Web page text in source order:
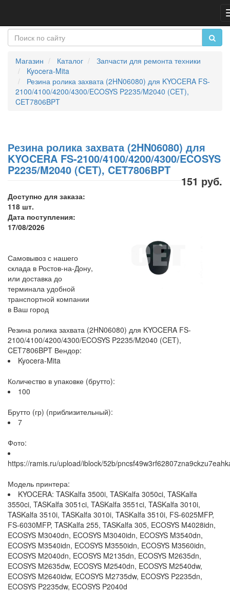
Магазин Каталог
Запчасти для ремонта техники
Kyocera-Mita
Резина ролика захвата (2HN06080) для KYOCERA FS-
2100/4100/4200/4300/ECOSYS P2235/M2040 (CET),
CET7806BPT
Резина ролика захвата (2HN06080) для
KYOCERA FS-2100/4100/4200/4300/ECOSYS
P2235/M2040 (CET), CET7806BPT
151 руб.
Доступно для заказа:
118 шт.
Дата поступления:
17/08/2026
Самовывоз с нашего
склада в Ростов-на-Дону,
или доставка до
терминала удобной
транспортной компании
в Ваш город
Резина ролика захвата (2HN06080) для KYOCERA FS-
2100/4100/4200/4300/ECOSYS P2235/M2040 (CET),
CET7806BPT Вендор:
Kyocera-Mita
Количество в упаковке (брутто):
100
Брутто (гр) (приблизительный):
7
Фото:
https://ramis.ru/upload/iblock/52b/
Модель принтера:
KYOCERA: TASKalfa 3500i, TASKalfa 3050ci, TASKalfa
3550ci, TASKalfa 3051ci, TASKalfa 3551ci, TASKalfa 3010i,
TASKalfa 3510i, TASKalfa 3010i, TASKalfa 3510i, FS-6025MFP,
FS-6030MFP, TASKalfa 255, TASKalfa 305, ECOSYS M4028idn,
ECOSYS M3040dn, ECOSYS M3040idn, ECOSYS M3540dn,
ECOSYS M3540idn, ECOSYS M3550idn, ECOSYS M3560idn,
ECOSYS M2040dn, ECOSYS M2135dn, ECOSYS M2635dn,
ECOSYS M2635dw, ECOSYS M2540dn, ECOSYS M2540dw,
ECOSYS M2640idw, ECOSYS M2735dw, ECOSYS P2235dn,
ECOSYS P2235dw, ECOSYS P2040d